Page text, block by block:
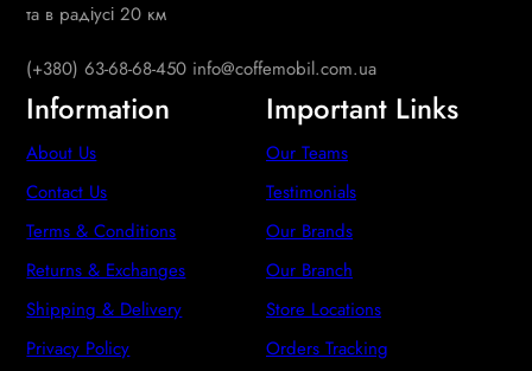
та в радіусі 20 км
(+380) 63-68-68-450 info@coffemobil.com.ua
Information
About Us
Contact Us
Terms & Conditions
Returns & Exchanges
Shipping & Delivery
Privacy Policy
Important Links
Our Teams
Testimonials
Our Brands
Our Branch
Store Locations
Orders Tracking